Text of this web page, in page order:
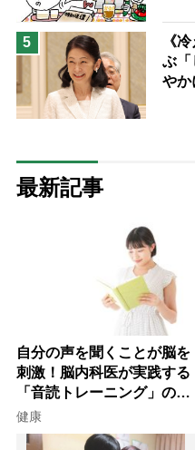
5
《
ぶ「
やか
最新記事
自分の声を聞くことが脳を
刺激！脳内科医が実践する
「音読トレーニング」の極
意
健康